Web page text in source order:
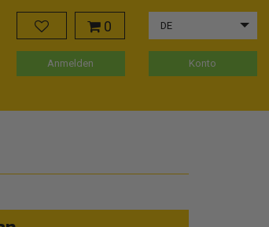
0 DE
Anmelden Konto